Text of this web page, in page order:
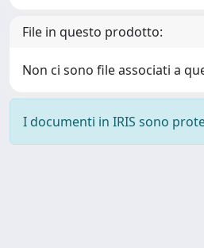
File in questo prodotto:
Non ci sono file associati a
I documenti in IRIS sono